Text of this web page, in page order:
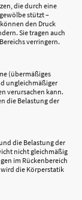
die durch eine
stützt –
den Druck
Sie tragen auch
verringern.
(übermäßiges
ungleichmäßiger
verursachen kann.
die Belastung der
die Belastung der
nicht gleichmäßig
im Rückenbereich
die Körperstatik